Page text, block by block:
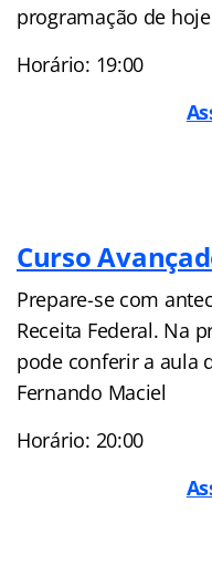
programação de
Horário: 19:00
Curso
Prepare-se com
Receita Federal. Na
pode conferir a aula
Fernando Maciel
Horário: 20:00